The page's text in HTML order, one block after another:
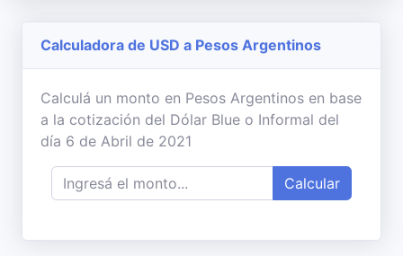
Calculadora de USD a Pesos Argentinos
Calculá un monto en Pesos Argentinos en base
a la cotización del Dólar Blue o Informal del
día 6 de Abril de 2021
Calcular